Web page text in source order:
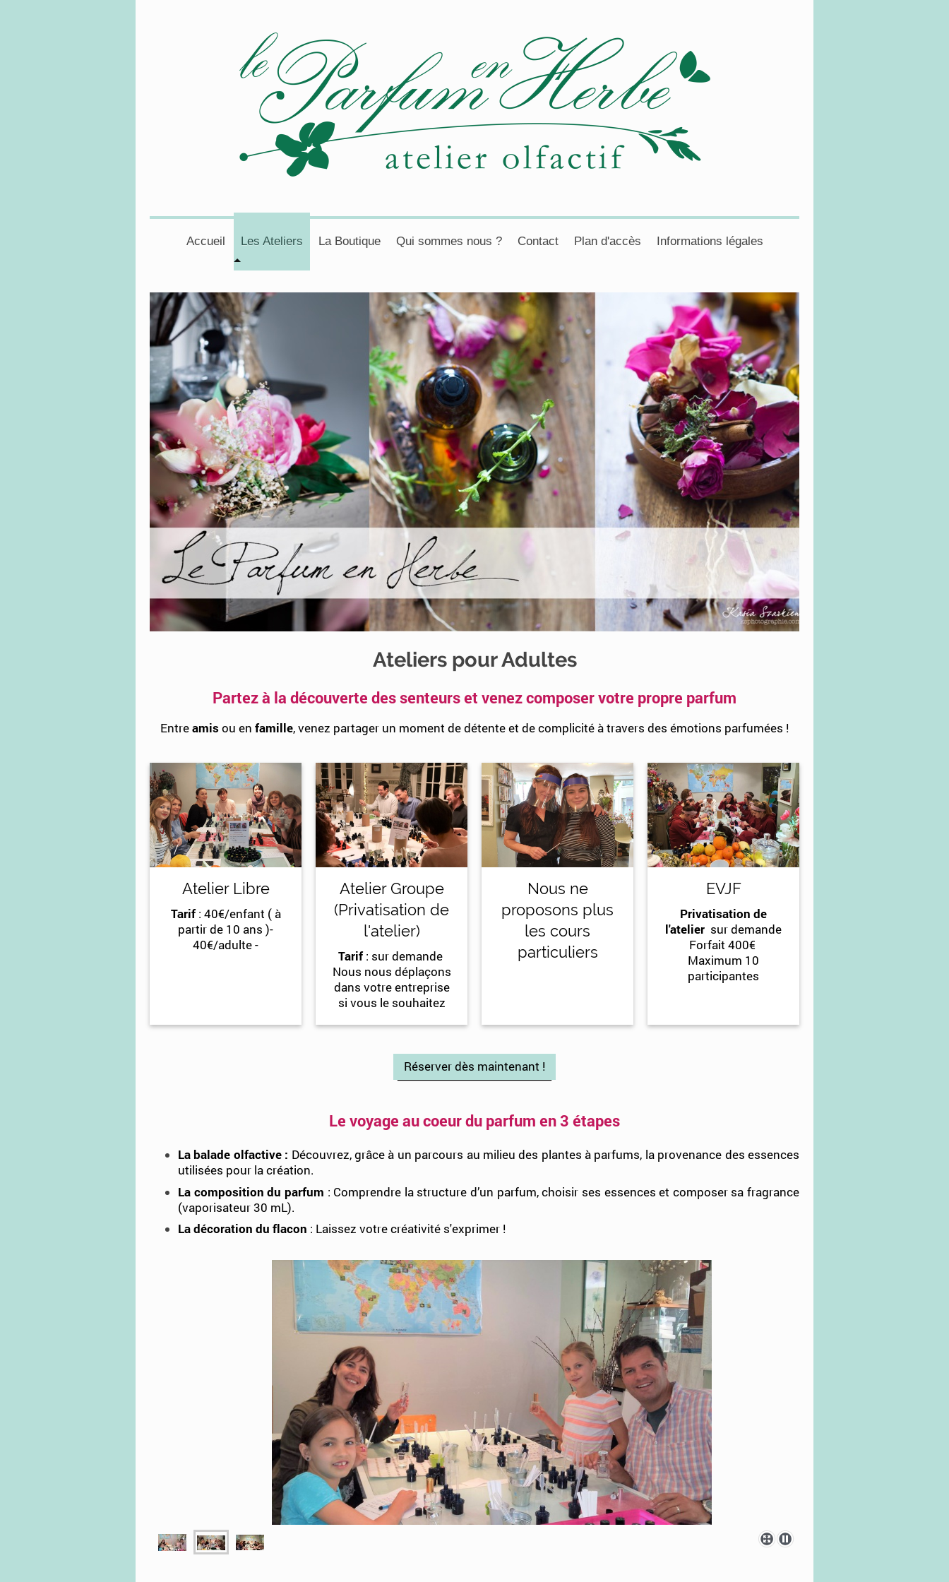
Accueil Les Ateliers La Boutique Qui sommes nous ? Contact Plan d'accès Informations légales
Ateliers pour Adultes
Partez à la découverte des senteurs et venez composer votre propre parfum
Entreamisou en famille,venez partager un moment de détente et de complicité à travers des émotions parfumées !
Atelier Libre
Tarif: 40€/enfant ( à
partir de 10 ans )-
40€/adulte -
Atelier Groupe
(Privatisation de
l'atelier)
Tarif: sur demande
Nous nous déplaçons
dans votre entreprise
si vous le souhaitez
Nous ne
proposons plus
les cours
particuliers
EVJF
Privatisation de
l'atelier sur demande
Forfait 400€
Maximum 10
participantes
Réserver dès maintenant !
Le voyage au coeur du parfum en 3 étapes
La balade olfactive : Découvrez, grâce à un parcours au milieu des plantes à parfums, la provenance des essences
utilisées pour la création.
La composition du parfum : Comprendre la structure d’un parfum, choisir ses essences et composer sa fragrance
(vaporisateur 30 mL).
La décoration du flacon : Laissez votre créativité s'exprimer !